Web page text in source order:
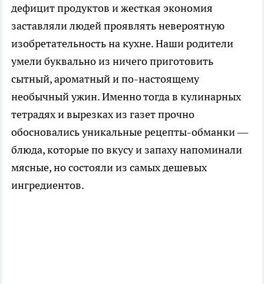
дефицит продуктов и жесткая экономия
заставляли людей проявлять невероятную
изобретательность на кухне. Наши родители
умели буквально из ничего приготовить
сытный, ароматный и по-настоящему
необычный ужин. Именно тогда в кулинарных
тетрадях и вырезках из газет прочно
обосновались уникальные рецепты-обманки —
блюда, которые по вкусу и запаху напоминали
мясные, но состояли из самых дешевых
ингредиентов.